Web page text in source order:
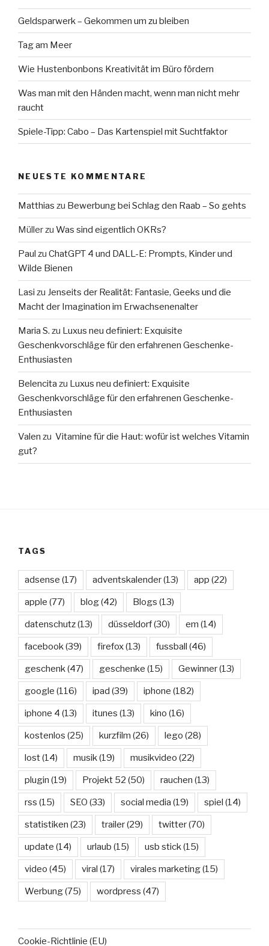
Geldsparwerk – Gekommen um zu bleiben
Tag am Meer
Wie Hustenbonbons Kreativität im Büro fördern
Was man mit den Händen macht, wenn man nicht mehr
raucht
Spiele-Tipp: Cabo – Das Kartenspiel mit Suchtfaktor
NEUESTE KOMMENTARE
Matthias zu Bewerbung bei Schlag den Raab – So gehts
Müllerzu Was sind eigentlich OKRs?
Paul zu ChatGPT 4 und DALL-E: Prompts, Kinder und
Wilde Bienen
Lasi zu Jenseits der Realität: Fantasie, Geeks und die
Macht der Imagination im Erwachsenenalter
Maria S. zu Luxus neu definiert: Exquisite
Geschenkvorschläge für den erfahrenen Geschenke-
Enthusiasten
Belencita zu Luxus neu definiert: Exquisite
Geschenkvorschläge für den erfahrenen Geschenke-
Enthusiasten
Valen zu Vitamine für die Haut: wofür ist welches Vitamin
gut?
TAGS
adsense (17) adventskalender(13) app (22)
apple (77) blog(42) Blogs (13)
datenschutz(13) düsseldorf(30) em (14)
facebook(39) firefox(13) fussball (46)
geschenk(47) geschenke (15) Gewinner(13)
google (116) ipad (39) iphone (182)
iphone 4 (13) itunes (13) kino (16)
kostenlos (25) kurzfilm (26) lego (28)
lost(14) musik(19) musikvideo (22)
plugin (19) Projekt 52 (50) rauchen (13)
rss (15) SEO (33) social media (19) spiel (14)
statistiken (23) trailer(29) twitter(70)
update (14) urlaub (15) usb stick(15)
video (45) viral (17) virales marketing(15)
Werbung(75) wordpress (47)
Cookie-Richtlinie (EU)